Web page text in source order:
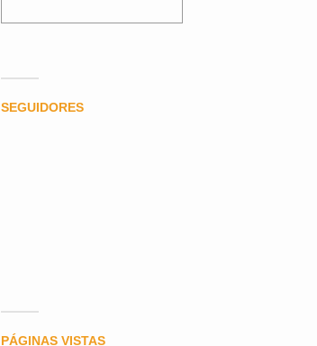
SEGUIDORES
PÁGINAS VISTAS